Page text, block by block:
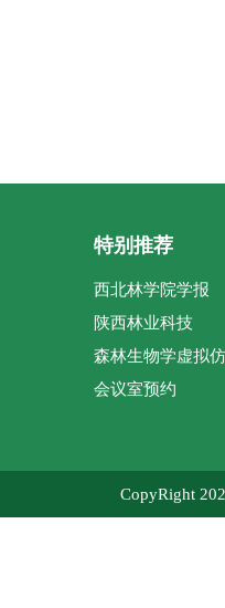
特别推荐
西北林学院学报
陕西林业科技
森林生物学虚拟
会议室预约
CopyRight